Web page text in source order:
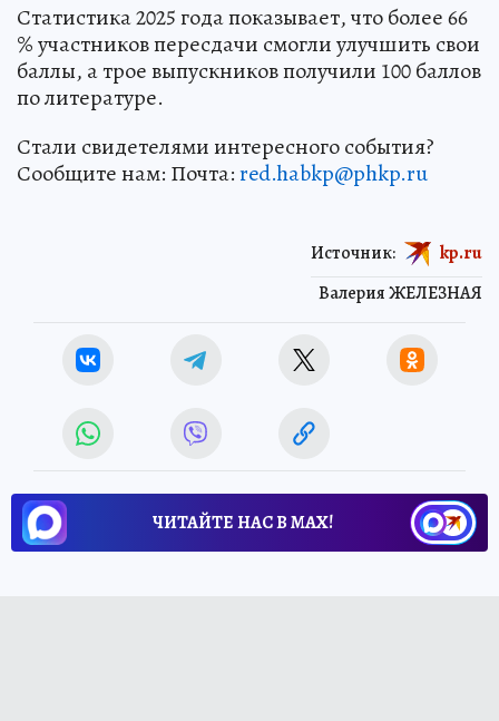
Статистика 2025 года показывает, что более 66
% участников пересдачи смогли улучшить свои
баллы, а трое выпускников получили 100 баллов
по литературе.
Стали свидетелями интересного события?
Сообщите нам: Почта:red.habkp@phkp.ru
Валерия ЖЕЛЕЗНАЯ
Источник: kp.ru
ЧИТАЙТЕ НАС В МАХ!